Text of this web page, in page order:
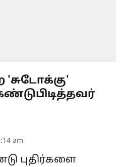
am
புதிர்களை